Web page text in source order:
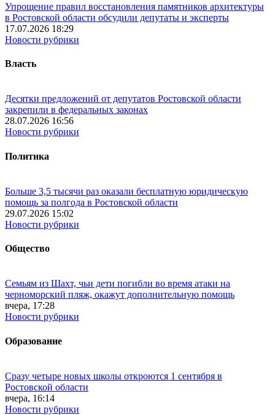
Упрощение правил восстановления памятников архитектуры
в Ростовской области обсудили депутаты и эксперты
17.07.2026 18:29
Новости рубрики
Власть
Десятки предложений от депутатов Ростовской области
закрепили в федеральных законах
28.07.2026 16:56
Новости рубрики
Политика
Больше 3,5 тысячи раз оказали бесплатную юридическую
помощь за полгода в Ростовской области
29.07.2026 15:02
Новости рубрики
Общество
Семьям из Шахт, чьи дети погибли во время атаки на
черноморский пляж, окажут дополнительную помощь
вчера, 17:28
Новости рубрики
Образование
Сразу четыре новых школы откроются 1 сентября в
Ростовской области
вчера, 16:14
Новости рубрики